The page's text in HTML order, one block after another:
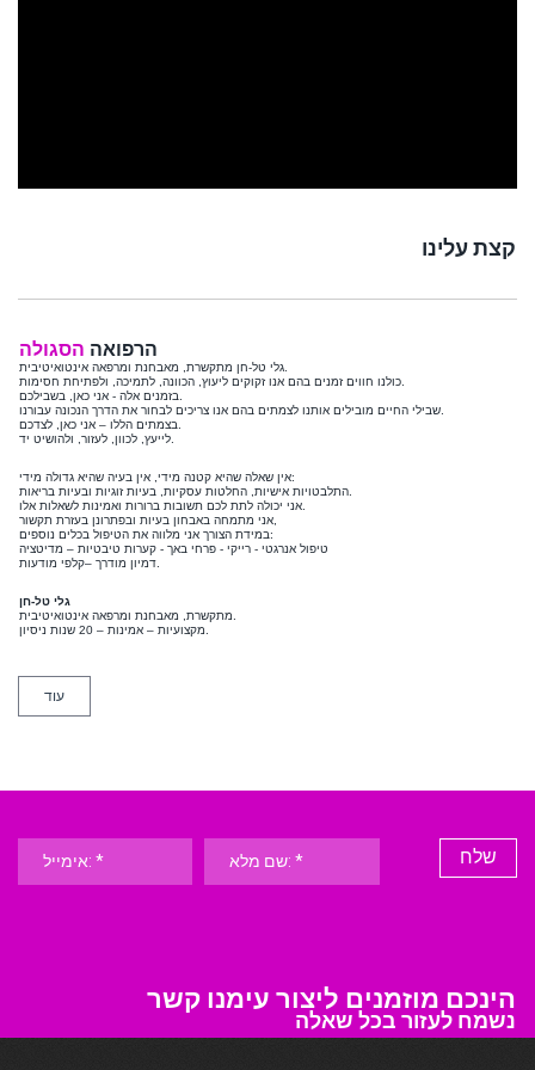
קצת עלינו
הרפואה הסגולה
אין שאלה שהיא קטנה מידי, אין בעיה שהיא גדולה מידי:
במידת הצורך אני מלווה את הטיפול בכלים נוספים:
טיפול אנרגטי - רייקי - פרחי באך - קערות טיבטיות – מדיטציה
גלי טל-חן
עוד
שלח
הינכם מוזמנים ליצור עימנו קשר
נשמח לעזור בכל שאלה